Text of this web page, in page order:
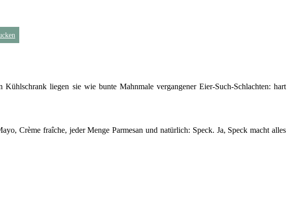
liegen sie wie bunte Mahnmale vergangener Eier-Such-Schlachten: hart
Crème fraîche, jeder Menge Parmesan und natürlich: Speck. Ja, Speck macht alles